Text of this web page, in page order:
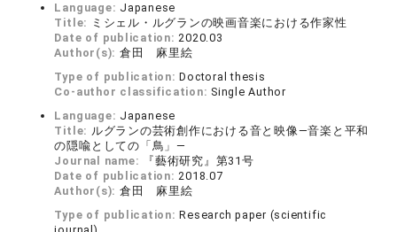
Language: Japanese
Title: ミシェル・ルグランの映画音楽における作家性
Date of publication:2020.03
Author(s): 倉田 麻里絵
Type of publication:Doctoral thesis
Co-author classification: Single Author
Language: Japanese
Title: ルグランの芸術創作における音と映像—音楽と平和
の隠喩としての「鳥」—
Journal name:
『藝術研究』第31号
Date of publication:2018.07
Author(s): 倉田 麻里絵
Type of publication:Research paper (scientific